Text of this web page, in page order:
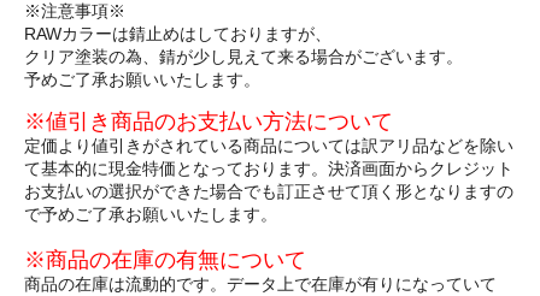
※注意事項※
RAWカラーは錆止めはしておりますが、
クリア塗装の為、錆が少し見えて来る場合がございます。
予めご了承お願いいたします。
※値引き商品のお支払い方法について
定価より値引きがされている商品については訳アリ品などを除い
て基本的に現金特価となっております。決済画面からクレジット
お支払いの選択ができた場合でも訂正させて頂く形となりますの
で予めご了承お願いいたします。
※商品の在庫の有無について
商品の在庫は流動的です。データ上で在庫が有りになっていて